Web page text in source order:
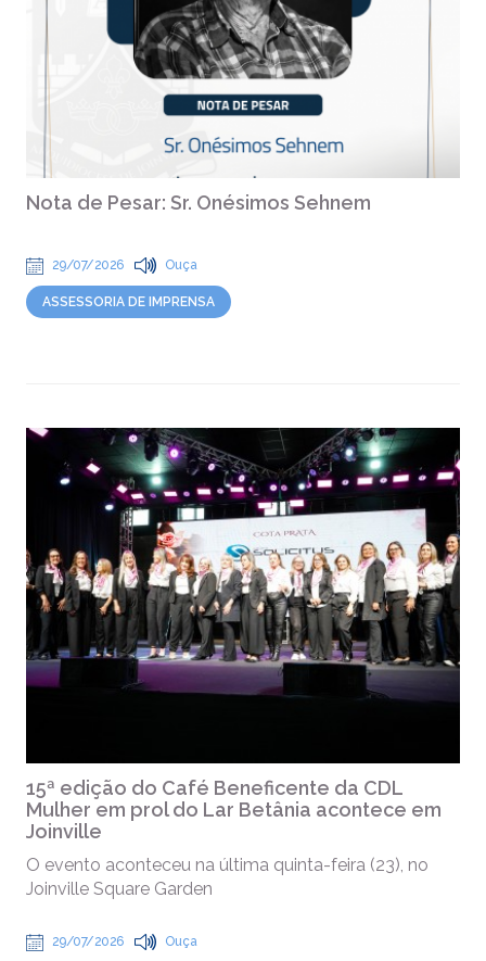
Nota de Pesar: Sr. Onésimos Sehnem
29/07/2026 Ouça
ASSESSORIA DE IMPRENSA
15ª edição do Café Beneficente da CDL
Mulher em prol do Lar Betânia acontece em
Joinville
O evento aconteceu na última quinta-feira (23), no
Joinville Square Garden
29/07/2026 Ouça